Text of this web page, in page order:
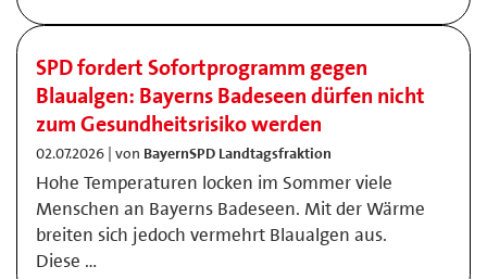
SPD fordert Sofortprogramm gegen
Blaualgen: Bayerns Badeseen dürfen nicht
zum Gesundheitsrisiko werden
02.07.2026 | von BayernSPD Landtagsfraktion
Hohe Temperaturen locken im Sommer viele
Menschen an Bayerns Badeseen. Mit der Wärme
breiten sich jedoch vermehrt Blaualgen aus.
Diese …